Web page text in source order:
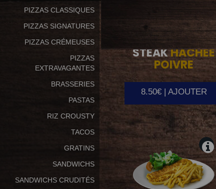
PIZZAS CLASSIQUES
PIZZAS SIGNATURES
PIZZAS CRÉMEUSES
PIZZAS
EXTRAVAGANTES
BRASSERIES
PASTAS
RIZ CROUSTY
TACOS
GRATINS
SANDWICHS
SANDWICHS CRUDITÉS
STEAKHACHEE
POIVRE
8.50€ | AJOUTER